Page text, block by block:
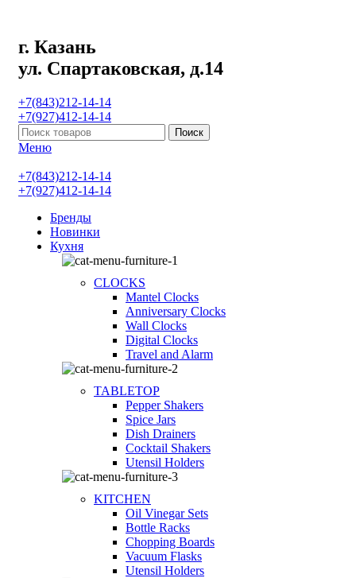
г. Казань
ул. Спартаковская, д.14
+7(843)212-14-14
+7(927)412-14-14
Поиск
Меню
+7(843)212-14-14
+7(927)412-14-14
Бренды
Новинки
Кухня
CLOCKS
Mantel Clocks
Anniversary Clocks
Wall Clocks
Digital Clocks
Travel and Alarm
TABLETOP
Pepper Shakers
Spice Jars
Dish Drainers
Сocktail Shakers
Utensil Holders
KITCHEN
Oil Vinegar Sets
Bottle Racks
Chopping Boards
Vacuum Flasks
Utensil Holders